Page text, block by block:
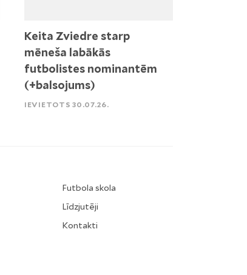
Keita Zviedre starp
mēneša labākās
futbolistes nominantēm
(+balsojums)
IEVIETOTS 30.07.26.
Futbola skola
Līdzjutēji
Kontakti